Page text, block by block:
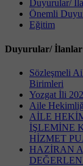
Duyurular/
Önemli
Eğitim
Duyurular/ İlanlar
Sözleşmeli
Birimleri
Yozgat İli
Aile
AİLE
İŞLEMİNE
HİZMET
HAZİRAN